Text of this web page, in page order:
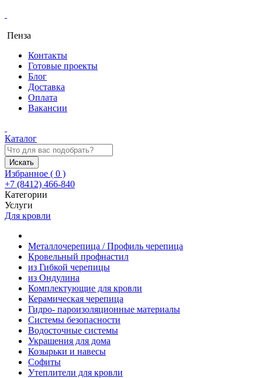
Пенза
Контакты
Готовые проекты
Блог
Доставка
Оплата
Вакансии
Каталог
Искать
Избранное ( 0 )
+7 (8412) 466-840
Категории
Услуги
Для кровли
Металлочерепица / Профиль черепица
Кровельный профнастил
из Гибкой черепицы
из Ондулина
Комплектующие для кровли
Керамическая черепица
Гидро- пароизоляционные материалы
Системы безопасности
Водосточные системы
Украшения для дома
Козырьки и навесы
Софиты
Утеплители для кровли